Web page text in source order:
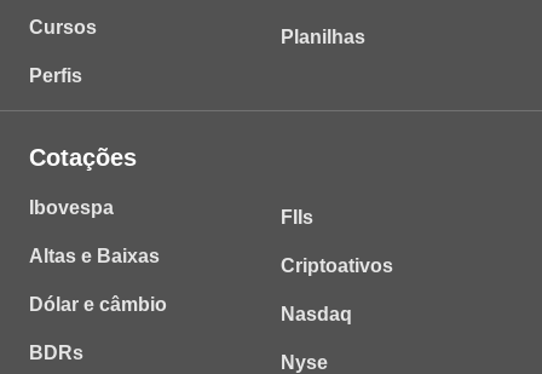
Cursos
Perfis
Planilhas
Cotações
Ibovespa
Altas e Baixas
Dólar e câmbio
BDRs
FIIs
Criptoativos
Nasdaq
Nyse